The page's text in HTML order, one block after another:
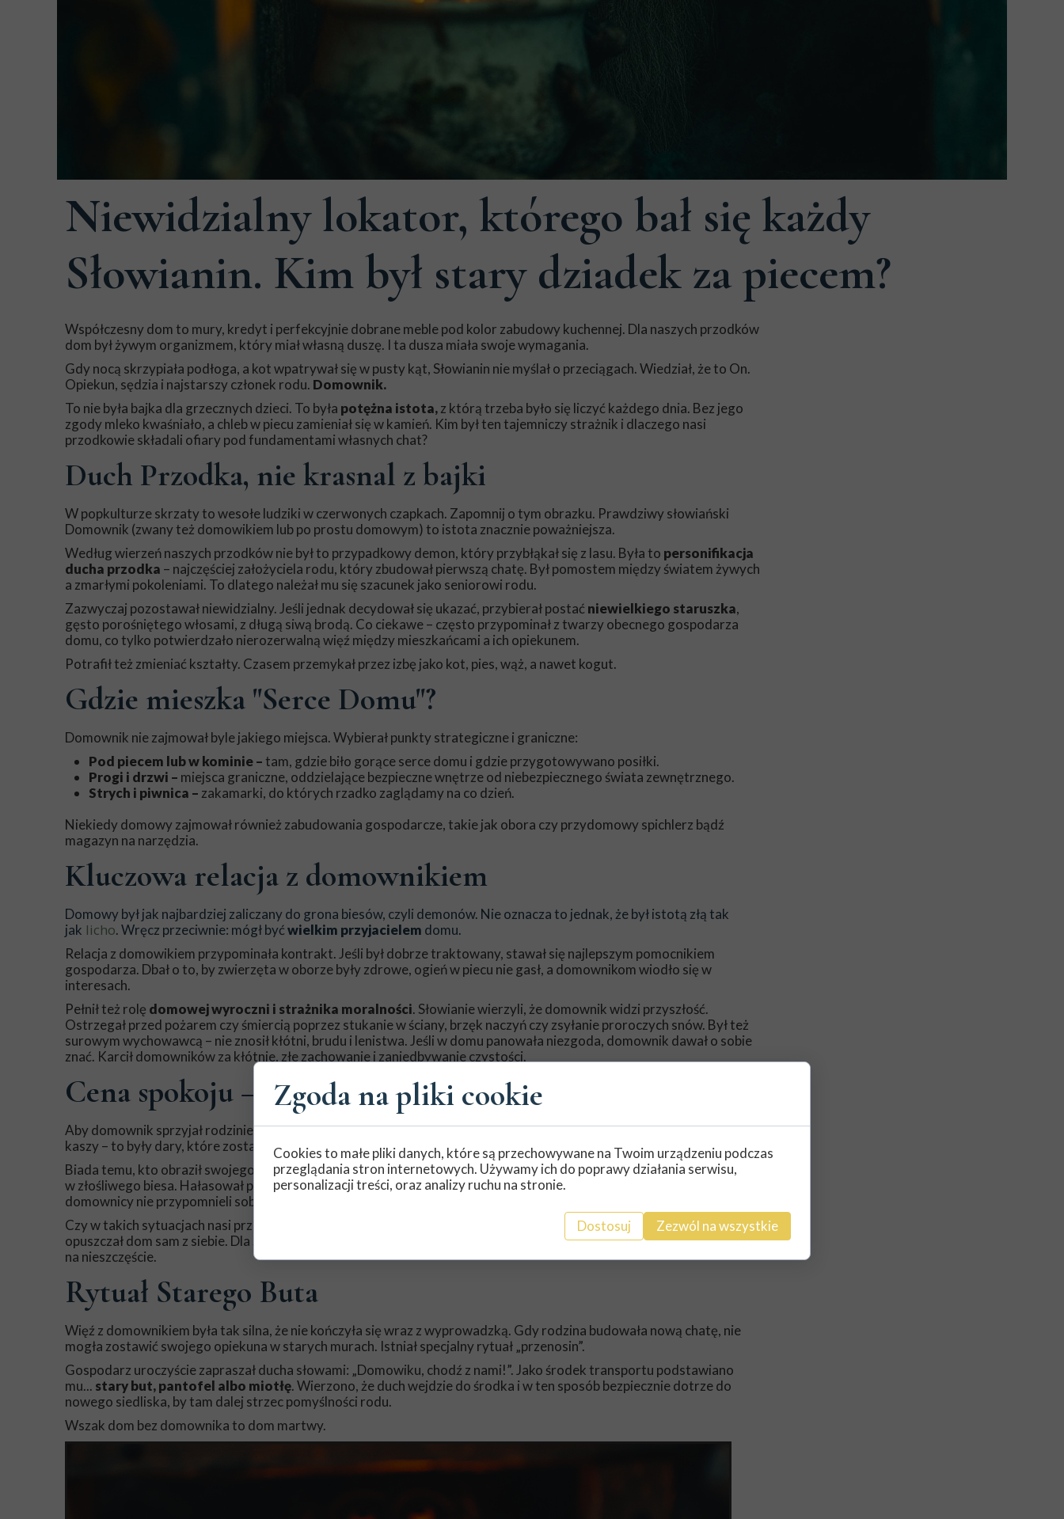
Niewidzialny lokator, którego bał się każdy
Słowianin. Kim był stary dziadek za piecem?
Współczesny dom to mury, kredyt i perfekcyjnie dobrane meble pod kolor zabudowy kuchennej. Dla naszych przodków
dom był żywym organizmem, który miał własną duszę. I ta dusza miała swoje wymagania.
Gdy nocą skrzypiała podłoga, a kot wpatrywał się w pusty kąt, Słowianin nie myślał o przeciągach. Wiedział, że to On.
Opiekun, sędzia i najstarszy członek rodu. Domownik.
To nie była bajka dla grzecznych dzieci. To była potężna istota,z którą trzeba było się liczyć każdego dnia. Bez jego
zgody mleko kwaśniało, a chleb w piecu zamieniał się w kamień. Kim był ten tajemniczy strażnik i dlaczego nasi
przodkowie składali ofiary pod fundamentami własnych chat?
Duch Przodka, nie krasnal z bajki
W popkulturze skrzaty to wesołe ludziki w czerwonych czapkach. Zapomnij o tym obrazku. Prawdziwy słowiański
Domownik (zwany też domowikiem lub po prostu domowym) to istota znacznie poważniejsza.
Według wierzeń naszych przodków nie był to przypadkowy demon, który przybłąkał się z lasu. Była to personifikacja
ducha przodka – najczęściej założyciela rodu, który zbudował pierwszą chatę. Był pomostem między światem żywych
a zmarłymi pokoleniami. To dlatego należał mu się szacunek jako seniorowi rodu.
Zazwyczaj pozostawał niewidzialny. Jeśli jednak decydował się ukazać, przybierał postaćniewielkiego staruszka,
gęsto porośniętego włosami, z długą siwą brodą. Co ciekawe – często przypominał z twarzy obecnego gospodarza
domu, co tylko potwierdzało nierozerwalną więź między mieszkańcami a ich opiekunem.
Potrafił też zmieniać kształty. Czasem przemykał przez izbę jako kot, pies, wąż, a nawet kogut.
Gdzie mieszka "Serce Domu"?
Domownik nie zajmował byle jakiego miejsca. Wybierał punkty strategiczne i graniczne:
Pod piecem lub w kominie – tam, gdzie biło gorące serce domu i gdzie przygotowywano posiłki.
Progi i drzwi – miejsca graniczne, oddzielające bezpieczne wnętrze od niebezpiecznego świata zewnętrznego.
Strych i piwnica – zakamarki, do których rzadko zaglądamy na co dzień.
Niekiedy domowy zajmował również zabudowania gospodarcze, takie jak obora czy przydomowy spichlerz bądź
magazyn na narzędzia.
Kluczowa relacja z domownikiem
Domowy był jak najbardziej zaliczany do grona biesów, czyli demonów. Nie oznacza to jednak, że był istotą złą tak
jak licho. Wręcz przeciwnie: mógł byćwielkim przyjacielem domu.
Relacja z domowikiem przypominała kontrakt. Jeśli był dobrze traktowany, stawał się najlepszym pomocnikiem
gospodarza. Dbał o to, by zwierzęta w oborze były zdrowe, ogień w piecu nie gasł, a domownikom wiodło się w
interesach.
Pełnił też rolę domowej wyroczni i strażnika moralności. Słowianie wierzyli, że domownik widzi przyszłość.
Ostrzegał przed pożarem czy śmiercią poprzez stukanie w ściany, brzęk naczyń czy zsyłanie proroczych snów. Był też
surowym wychowawcą – nie znosił kłótni, brudu i lenistwa. Jeśli w domu panowała niezgoda, domownik dawał o sobie
znać. Karcił domowników za kłótnie, złe zachowanie i zaniedbywanie czystości.
Cena spokoju – mleko, chleb i stary but
Aby domownik sprzyjał rodzinie, trzeba go było karmić. Resztki z wieczerzy, miseczka mleka, chleb z solą czy odrobina
kaszy – to były dary, które zostawiano w ustronnych miejscach (najczęściej za piecem).
Biada temu, kto obraził swojego opiekuna. Zlekceważony lubwygłodniały domownik zmieniał się z dobrego dziadka
w złośliwego biesa. Hałasował po nocach, straszył zwierzęta gospodarcze, plątał nici i psuł narzędzia, dopóty
domownicy nie przypomnieli sobie o jego istnieniu.
Czy w takich sytuacjach nasi przodkowie starali się go wypędzić? Wręcz przeciwnie. Domowy w skrajnych przypadkach
opuszczał dom sam z siebie. Dla Słowian było to równoznaczne z wyrokiem. Dom bez ducha opiekuńczego był skazany
na nieszczęście.
Rytuał Starego Buta
Więź z domownikiem była tak silna, że nie kończyła się wraz z wyprowadzką. Gdy rodzina budowała nową chatę, nie
mogła zostawić swojego opiekuna w starych murach. Istniał specjalny rytuał „przenosin”.
Gospodarz uroczyście zapraszał ducha słowami: „Domowiku, chodź z nami!”. Jako środek transportu podstawiano
mu... stary but, pantofel albo miotłę. Wierzono, że duch wejdzie do środka i w ten sposób bezpiecznie dotrze do
nowego siedliska, by tam dalej strzec pomyślności rodu.
Wszak dom bez domownika to dom martwy.
Zgoda na pliki cookie
Cookies to małe pliki danych, które są przechowywane na Twoim urządzeniu podczas
przeglądania stron internetowych. Używamy ich do poprawy działania serwisu,
personalizacji treści, oraz analizy ruchu na stronie.
Dostosuj Zezwól na wszystkie